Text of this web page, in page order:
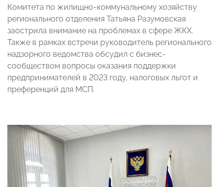
Комитета по жилищно-коммунальному хозяйству
регионального отделения Татьяна Разумовская
заострила внимание на проблемах в сфере ЖКХ.
Также в рамках встречи руководитель регионального
надзорного ведомства обсудил с бизнес-
сообществом вопросы оказания поддержки
предпринимателей в 2023 году, налоговых льгот и
преференций для МСП.